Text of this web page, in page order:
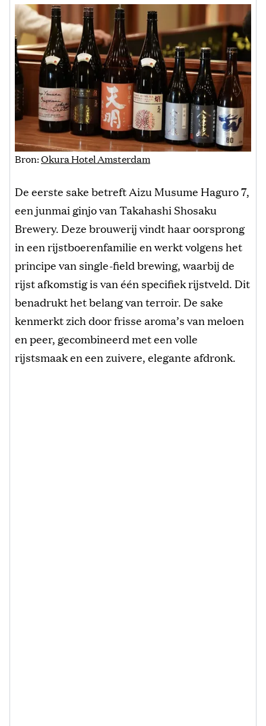
Bron:Okura Hotel Amsterdam
De eerste sake betreft Aizu Musume Haguro 7,
een junmai ginjo van Takahashi Shosaku
Brewery. Deze brouwerij vindt haar oorsprong
in een rijstboerenfamilie en werkt volgens het
principe van single-field brewing, waarbij de
rijst afkomstig is van één specifiek rijstveld. Dit
benadrukt het belang van terroir. De sake
kenmerkt zich door frisse aroma’s van meloen
en peer, gecombineerd met een volle
rijstsmaak en een zuivere, elegante afdronk.